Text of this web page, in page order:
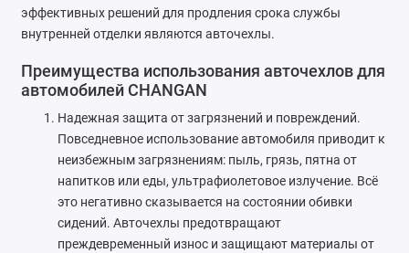
ZAZ
ГАЗ
Москвич
ТагАЗ
эффективных решений для продления срока службы
внутренней отделки являются авточехлы.
Преимущества использования авточехлов для
автомобилей CHANGAN
Надежная защита от загрязнений и повреждений.
Повседневное использование автомобиля приводит к
неизбежным загрязнениям: пыль, грязь, пятна от
напитков или еды, ультрафиолетовое излучение. Всё
это негативно сказывается на состоянии обивки
сидений. Авточехлы предотвращают
преждевременный износ и защищают материалы от